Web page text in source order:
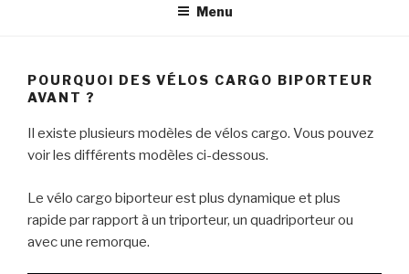
Menu
POURQUOI DES VÉLOS CARGO BIPORTEUR
AVANT ?
Il existe plusieurs modèles de vélos cargo. Vous pouvez
voir les différents modèles ci-dessous.
Le vélo cargo biporteur est plus dynamique et plus
rapide par rapport à un triporteur, un quadriporteur ou
avec une remorque.